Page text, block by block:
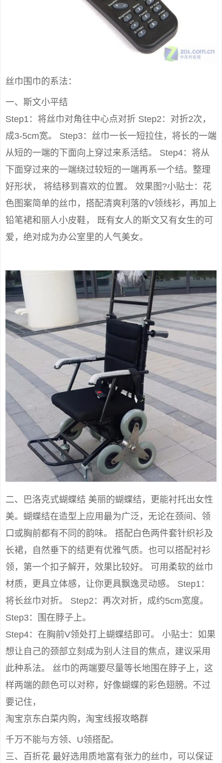
丝巾围巾的系法：
一、斯文小平结
Step1：将丝巾对角往中心点对折 Step2：对折2次，
成3-5cm宽。 Step3：丝巾一长一短拉住，将长的一端
从短的一端的下面向上穿过来系活结。 Step4：将从
下面穿过来的一端绕过较短的一端再系一个结。整理
好形状， 将结移到喜欢的位置。 效果图?小贴士：花
色图案简单的丝巾，搭配清爽利落的V领线衫，再加上
铅笔裙和丽人小皮鞋， 既有女人的斯文又有女生的可
爱，绝对成为办公室里的人气美女。
二、巴洛克式蝴蝶结 美丽的蝴蝶结，更能衬托出女性
美。蝴蝶结在造型上应用最为广泛，无论在颈间、领
口或胸前都有不同的韵味。 搭配白色两件套针织衫及
长裙，自然垂下的结更有优雅气质。也可以搭配衬衫
领，第一个扣子解开，效果比较好。 可用柔软的丝巾
材质，更具立体感，让你更具飘逸灵动感。 Step1：
将长丝巾对折。 Step2：再次对折，成约5cm宽度。
Step3：围在脖子上。
Step4：在胸前V领处打上蝴蝶结即可。 小贴士：如果
想让自己的颈部立刻成为别人注目的焦点，建议采用
此种系法。 丝巾的两端要尽量等长地围在脖子上，这
样两端的颜色可以对称，好像蝴蝶的彩色翅膀。不过
要记住，
淘宝京东白菜内购，淘宝线报攻略群
千万不能与方领、U领搭配。
三、百折花 最好选用质地富有张力的丝巾，可以保证